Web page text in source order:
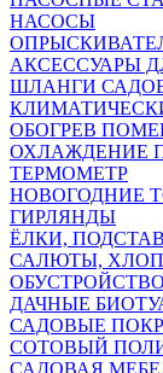
НАСОСЫ
АКСЕССУАРЫ
ШЛАНГИ
ОБОГРЕВ
ОХЛАЖДЕНИЕ
ТЕРМОМЕТР
НОВОГОДНИЕ
ГИРЛЯНДЫ
ЁЛКИ,
САЛЮТЫ,
ДАЧНЫЕ
САДОВЫЕ
СОТОВЫЙ
САДОВАЯ